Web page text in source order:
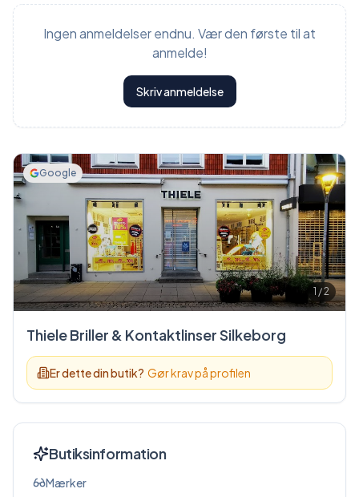
Ingen anmeldelser endnu. Vær den første til at
anmelde!
Skriv anmeldelse
1 /2
Google
Thiele Briller & Kontaktlinser Silkeborg
Er dette din butik? Gør krav på profilen
Butiksinformation
Mærker